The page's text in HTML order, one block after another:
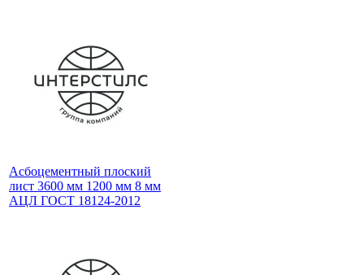
Асбоцементный плоский
лист 3600 мм 1200 мм 8 мм
АЦЛ ГОСТ 18124-2012